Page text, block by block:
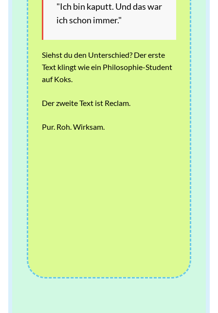
"Ich bin kaputt. Und das war
ich schon immer."
Siehst du den Unterschied? Der erste
Text klingt wie ein Philosophie-Student
auf Koks.
Der zweite Text ist Reclam.
Pur. Roh. Wirksam.